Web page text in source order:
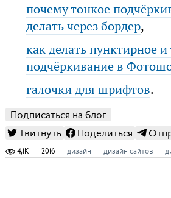
почему тонкое
делать через бордер,
как делать пунктирное и
подчёркивание в
галочки для шрифтов.
Подписаться на блог
Твитнуть
Поделиться
4,1K 2016 дизайн дизайн сайтов